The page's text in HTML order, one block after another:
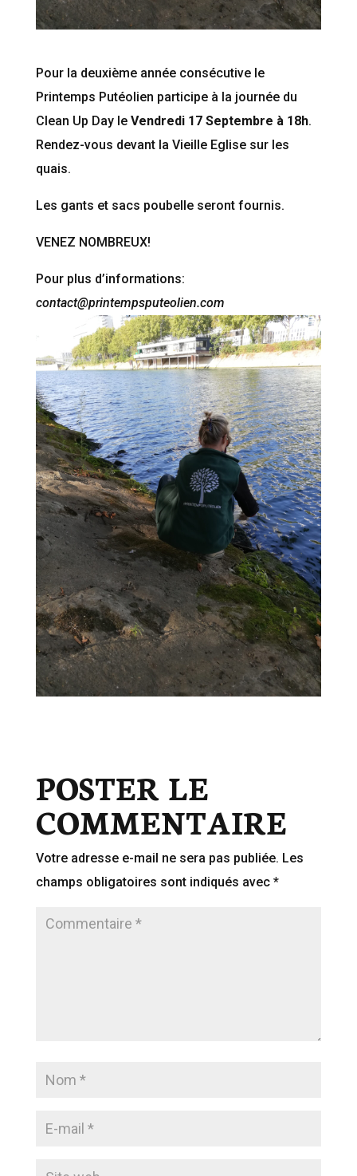
Pour la deuxième année consécutive le
Printemps Putéolien participe à la journée du
Clean Up Day le Vendredi 17 Septembre à 18h.
Rendez-vous devant la Vieille Eglise sur les
quais.
Les gants et sacs poubelle seront fournis.
VENEZ NOMBREUX!
Pour plus d’informations:
contact@printempsputeolien.com
POSTER LE
COMMENTAIRE
Votre adresse e-mail ne sera pas publiée. Les
champs obligatoires sont indiqués avec *